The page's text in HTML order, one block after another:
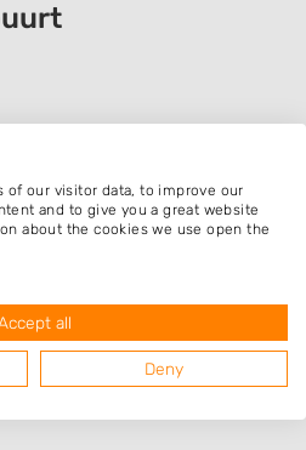
of our visitor data, to improve our
and to give you a great website
about the cookies we use open the
all
Deny